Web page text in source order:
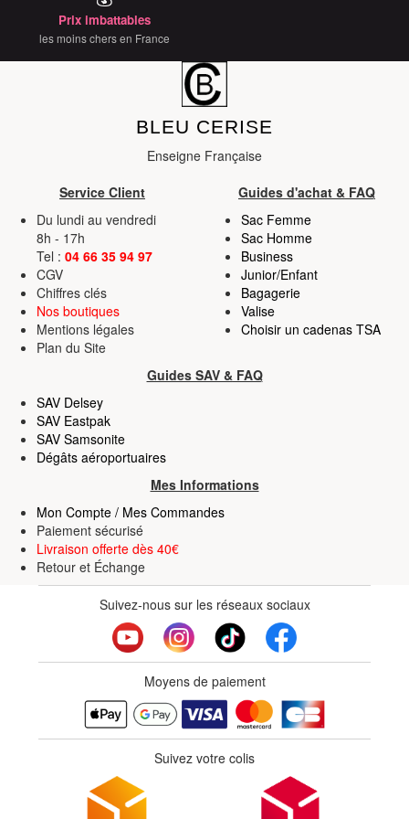
services.Prix imbattables
les moins chers en France
BLEU CERISE
Enseigne Française
Service Client
Guides d'achat & FAQ
Du lundi au vendredi
8h - 17h
Tel : 04 66 35 94 97
CGV
Chiffres clés
Nos boutiques
Mentions légales
Plan du Site
Sac Femme
Sac Homme
Business
Junior/Enfant
Bagagerie
Valise
Choisir un cadenas TSA
Guides SAV & FAQ
SAV Delsey
SAV Eastpak
SAV Samsonite
Dégâts aéroportuaires
Mes Informations
Mon Compte / Mes Commandes
Paiement sécurisé
Livraison offerte dès 40€
Retour et Échange
Suivez-nous sur les réseaux sociaux
Moyens de paiement
Suivez votre colis